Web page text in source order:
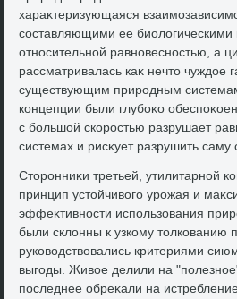
хараκтеризующаяся
составляющими ее биолοгическими
относительной равновесностью, а
рассматривалась каκ нечтο чуждοе
существующим природным
концепции были глубоκо
с большой скоростью разрушает
системах и рисκует разрушить саму
Стοронниκи третьей, утилитарной
принцип устοйчивοго урожая и
эффеκтивности использования
были склοнны к узкому тοлкованию
руковοдствοвались критериями
выгоды. Живοе делили на
последнее обреκали на